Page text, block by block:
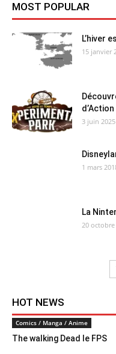
MOST POPULAR
L’hiver
15 janvier
d’Action
3 juin 2025
1 mars
La
20 octobre
HOT NEWS
Comics / Manga / Anime
The walking Dead le FPS